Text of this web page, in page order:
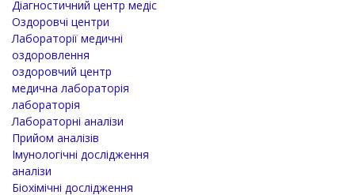
Діагностичний центр медіс
Оздоровчі центри
Лабораторії медичні
оздоровлення
оздоровчий центр
медична лабораторія
лабораторія
Лабораторні аналізи
Прийом аналізів
Імунологічні дослідження
аналізи
Біохімічні дослідження